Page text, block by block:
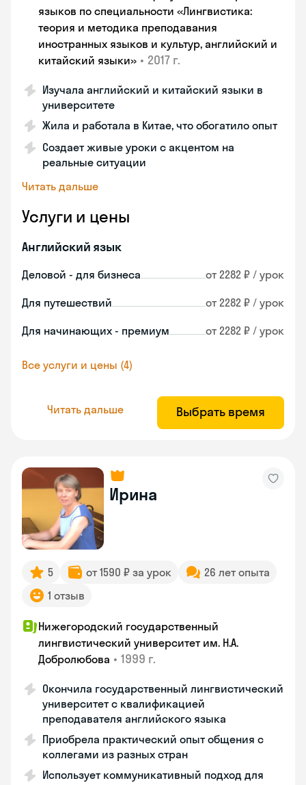
языков по специальности «Лингвистика:
теория и методика преподавания
иностранных языков и культур, английский и
китайский языки» • 2017 г.
Изучала английский и китайский языки в
университете
Жила и работала в Китае, что обогатило опыт
Создает живые уроки с акцентом на
реальные ситуации
Читать дальше
Услуги и цены
Английский язык
Деловой - для бизнеса от 2282 ₽ / урок
Для путешествий от 2282 ₽ / урок
Для начинающих - премиум от 2282 ₽ / урок
Все услуги и цены (4)
Читать дальше Выбрать время
Ирина
5 от 1590 ₽ за урок
26 лет опыта
1 отзыв
Нижегородский государственный
лингвистический университет им. Н.А.
Добролюбова • 1999 г.
Окончила государственный лингвистический
университет с квалификацией
преподавателя английского языка
Приобрела практический опыт общения с
коллегами из разных стран
Использует коммуникативный подход для